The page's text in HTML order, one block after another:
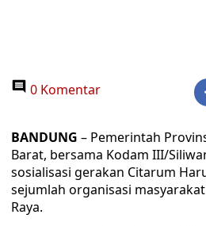
0 Komentar
BANDUNG – Pemerintah
Barat, bersama Kodam III/
sosialisasi gerakan Citarum
sejumlah organisasi
Raya.